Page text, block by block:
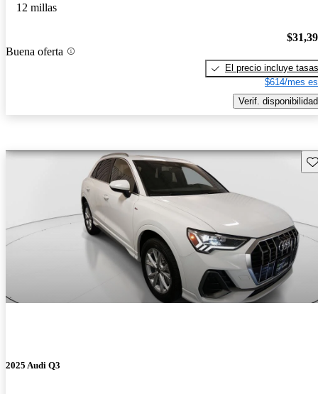
12 millas
Buena oferta
El precio incluye tasas
$614/mes
Verif. disponibilidad
2025 Audi Q3